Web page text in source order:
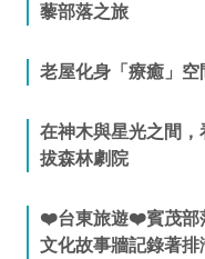
藜部落之旅
老屋化身「療癒」
在神木與星光之間
拔森林劇院
❤️台東旅遊❤️賓茂部
文化故事牆記錄著